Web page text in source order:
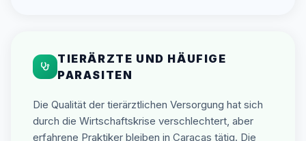
TIERÄRZTE UND HÄUFIGE
PARASITEN
Die Qualität der tierärztlichen Versorgung hat sich
durch die Wirtschaftskrise verschlechtert, aber
erfahrene Praktiker bleiben in Caracas tätig. Die